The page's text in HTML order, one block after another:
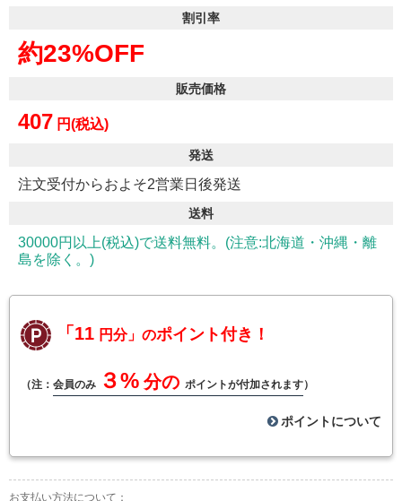
割引率
約23%OFF
販売価格
407 円(税込)
発送
注文受付からおよそ2営業日後発送
送料
30000円以上(税込)で送料無料。(注意:北海道・沖縄・離
島を除く。)
「11 円分」のポイント付き！
（注： 会員のみ ３% 分の ポイントが付加されます）
ポイントについて
お支払い方法について：